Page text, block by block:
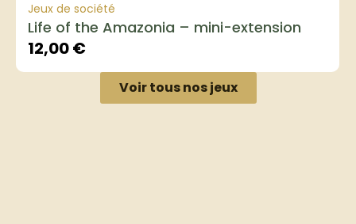
Jeux de société
Life of the Amazonia – mini-extension
12,00€
Voir tous nos jeux